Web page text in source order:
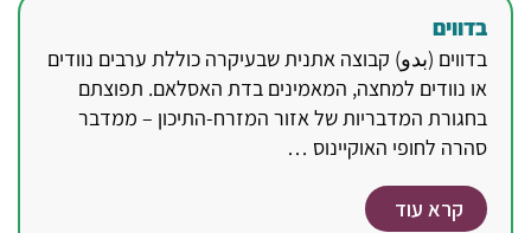
בדווים
בדווים (بدو) קבוצה אתנית שבעיקרה כוללת ערבים נוודים
או נוודים למחצה, המאמינים בדת האסלאם. תפוצתם
בחגורת המדבריות של אזור המזרח-התיכון – ממדבר
סהרה לחופי האוקיינוס …
קרא עוד